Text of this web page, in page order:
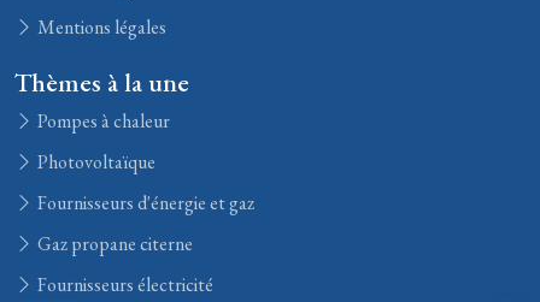
Mentions légales
Thèmes à la une
Pompes à chaleur
Photovoltaïque
Fournisseurs d'énergie et gaz
Gaz propane citerne
Fournisseurs électricité